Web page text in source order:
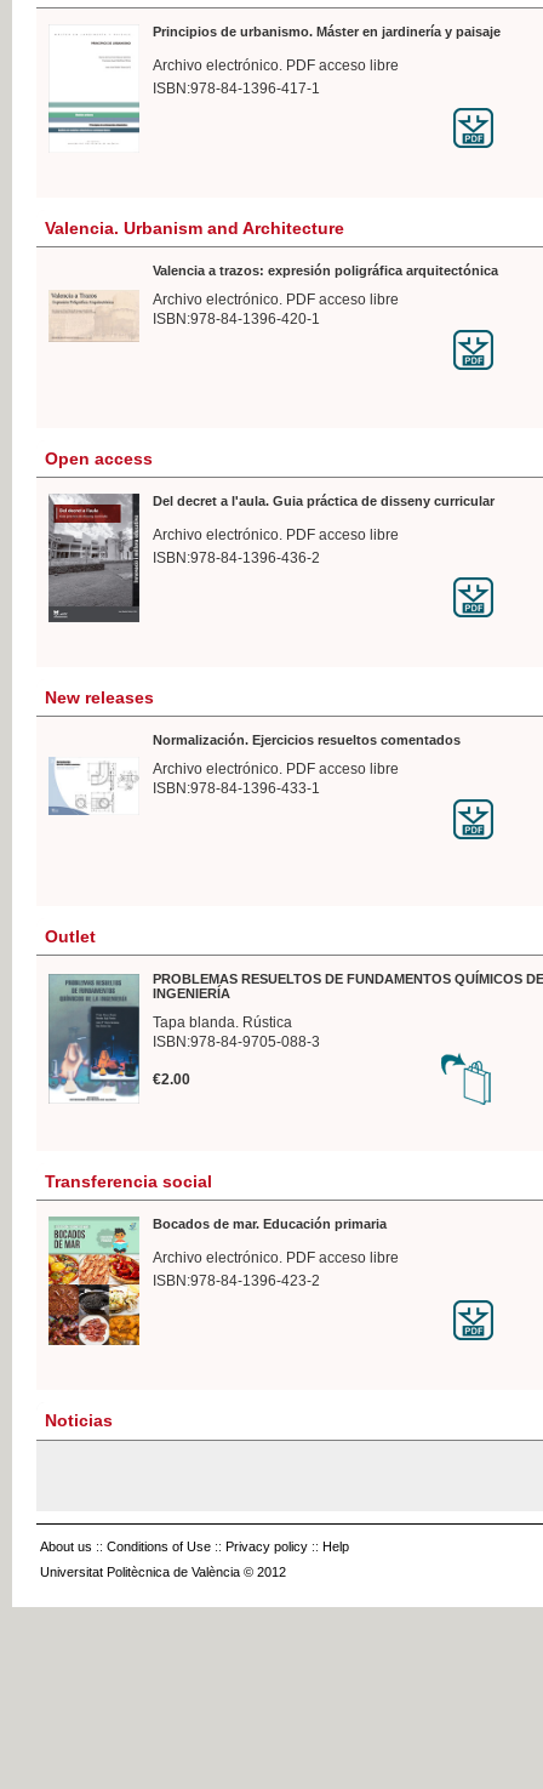
Principios de urbanismo. Máster en jardinería y paisaje
Archivo electrónico. PDF acceso libre
ISBN:978-84-1396-417-1
Valencia. Urbanism and Architecture
Valencia a trazos: expresión poligráfica arquitectónica
Archivo electrónico. PDF acceso libre
ISBN:978-84-1396-420-1
Open access
Del decret a l'aula. Guia práctica de disseny curricular
Archivo electrónico. PDF acceso libre
ISBN:978-84-1396-436-2
New releases
Normalización. Ejercicios resueltos comentados
Archivo electrónico. PDF acceso libre
ISBN:978-84-1396-433-1
Outlet
PROBLEMAS RESUELTOS DE FUNDAMENTOS QUÍMICOS
INGENIERÍA
Tapa blanda. Rústica
ISBN:978-84-9705-088-3
€2.00
Transferencia social
Bocados de mar. Educación primaria
Archivo electrónico. PDF acceso libre
ISBN:978-84-1396-423-2
Noticias
About us :: Conditions of Use :: Privacy policy :: Help
Universitat Politècnica de València © 2012